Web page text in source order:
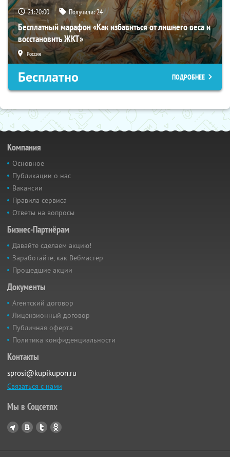
21:19:59 Получили:24
Бесплатный марафон «Как избавиться от лишнего веса и
восстановить ЖКТ»
Россия
Бесплатно ПОДРОБНЕЕ
Компания
Основное
Публикации о нас
Вакансии
Правила сервиса
Ответы на вопросы
Бизнес-Партнёрам
Давайте сделаем акцию!
Заработайте, как Вебмастер
Прошедшие акции
Документы
Агентский договор
Лицензионный договор
Публичная оферта
Политика конфиденциальности
Контакты
sprosi@kupikupon.ru
Связаться с нами
Мы в Соцсетях